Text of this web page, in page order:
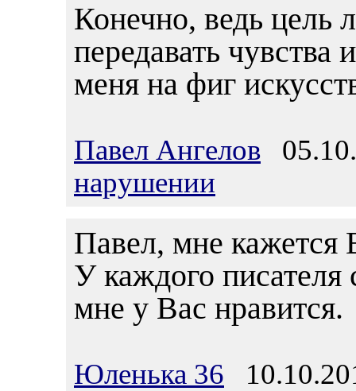
Конечно, ведь цель
передавать чувства
меня на фиг
Павел Ангелов
нарушении
Павел, мне
У каждого писателя
мне у Вас нравится.
Юленька 36